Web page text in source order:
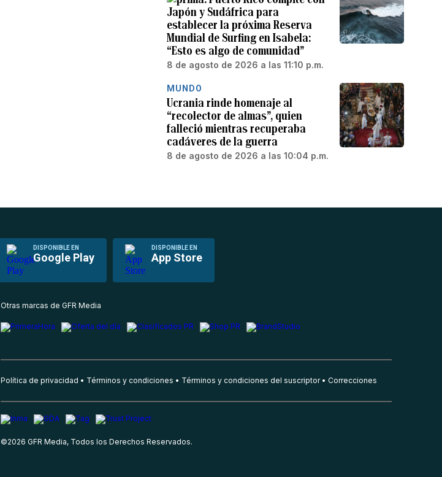
Japón y Sudáfrica para
establecer la próxima Reserva
Mundial de Surfing en Isabela:
“Esto es algo de comunidad”
8 de agosto de 2026 a las 11:10 p.m.
MUNDO
Ucrania rinde homenaje al
“recolector de almas”, quien
falleció mientras recuperaba
cadáveres de la guerra
8 de agosto de 2026 a las 10:04 p.m.
DISPONIBLE EN
Google Play
DISPONIBLE EN
App Store
Otras marcas de GFR Media
Política de privacidad Términos y condiciones Términos y condiciones del suscriptor Correcciones
©2026 GFR Media, Todos los Derechos Reservados.